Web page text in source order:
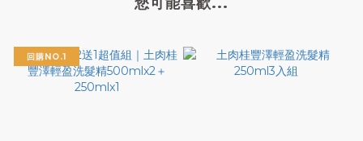
回購NO.1